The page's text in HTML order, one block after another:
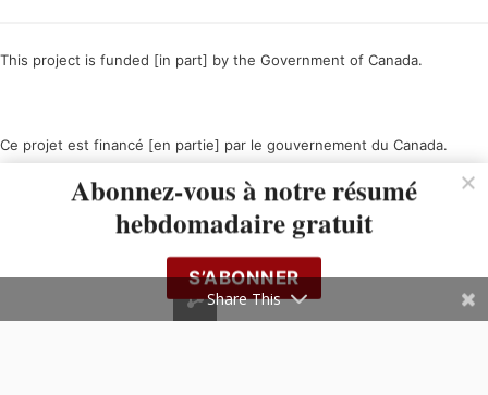
This project is funded [in part] by the Government of Canada.
Ce projet est financé [en partie] par le gouvernement du Canada.
Abonnez-vous à notre résumé
hebdomadaire gratuit
S’ABONNER
Share This